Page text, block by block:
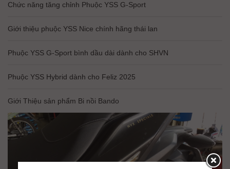
Chức năng tăng chỉnh Phuộc YSS G-Sport
Giới thiệu phuộc YSS Nice chính hãng thái lan
Phuộc YSS G-Sport bình dầu dài dành cho SHVN
Phuộc YSS Hybrid dành cho Feliz 2025
Giới Thiệu sản phẩm Bi nồi Bando